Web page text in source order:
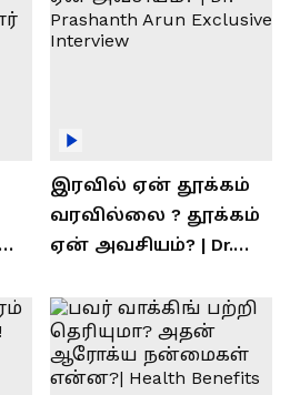
இரவில் ஏன் தூக்கம்
வரவில்லை ? தூக்கம்
ஏன் அவசியம்? | Dr.
Interview